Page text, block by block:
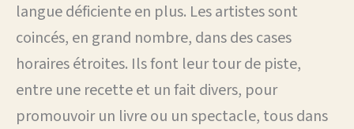
langue déficiente en plus. Les artistes sont
coincés, en grand nombre, dans des cases
horaires étroites. Ils font leur tour de piste,
entre une recette et un fait divers, pour
promouvoir un livre ou un spectacle, tous dans